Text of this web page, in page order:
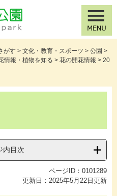
がす > 文化・教育・スポーツ > 公園 >
情報・植物を知る > 花の開花情報 > 20
内目次
ページID：0101289
更新日：2025年5月22日更新